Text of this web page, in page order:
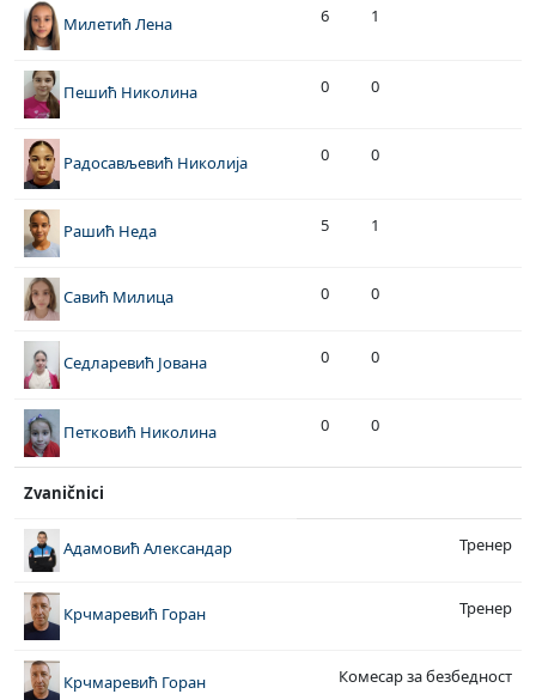
Милетић Лена 6 1
Пешић Николина 0 0
Радосављевић Николија 0 0
Рашић Неда 5 1
Савић Милица 0 0
Седларевић Јована 0 0
Петковић Николина 0 0
Zvaničnici
Адамовић Александар Тренер
Крчмаревић Горан Тренер
Крчмаревић Горан Комесар за безбедност